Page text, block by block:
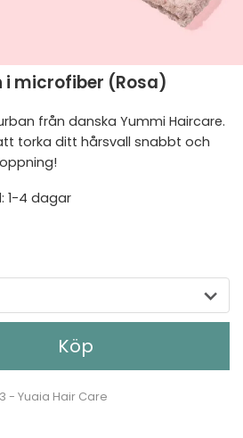
microfiber (Rosa)
från danska Yummi Haircare.
torka ditt hårsvall snabbt och
1-4 dagar
Köp
- Yuaia Hair Care